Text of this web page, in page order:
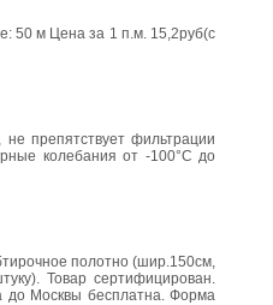
50 м Цена за 1 п.м. 15,2руб(с
препятствует фильтрации
колебания от -100°С до
полотно (шир.150см,
Товар сертифицирован.
до Москвы бесплатна. Форма